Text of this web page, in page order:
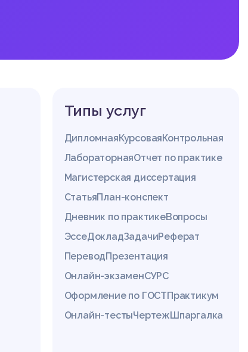
Типы услуг
ДипломнаяКурсоваяКонтрольная
ЛабораторнаяОтчет по практике
Магистерская диссертация
СтатьяПлан-конспект
Дневник по практикеВопросы
ЭссеДокладЗадачиРеферат
ПереводПрезентация
Онлайн-экзаменСУРС
Оформление по ГОСТПрактикум
Онлайн-тестыЧертежШпаргалка